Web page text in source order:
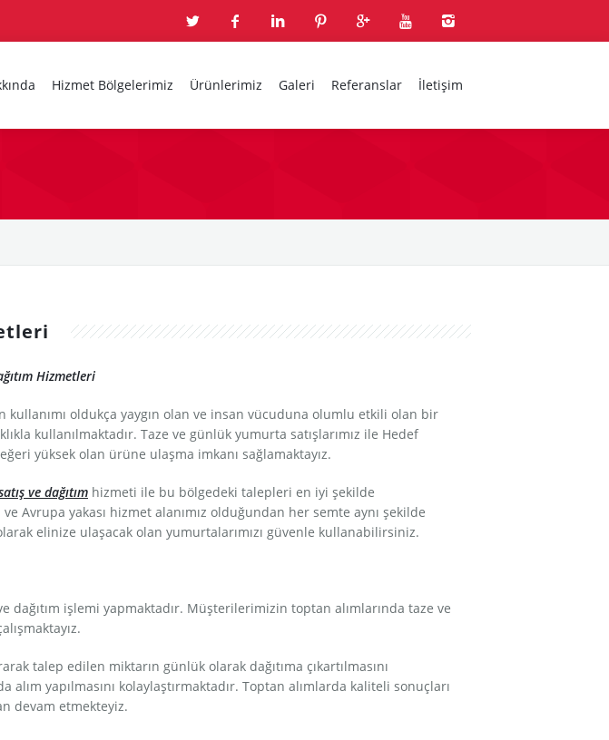
Hizmet Bölgelerimiz Ürünlerimiz Galeri Referanslar İletişim
Hizmetleri
kullanımı oldukça yaygın olan ve insan vücuduna olumlu etkili olan bir
kullanılmaktadır. Taze ve günlük yumurta satışlarımız ile Hedef
yüksek olan ürüne ulaşma imkanı sağlamaktayız.
ve dağıtım hizmeti ile bu bölgedeki talepleri en iyi şekilde
Avrupa yakası hizmet alanımız olduğundan her semte aynı şekilde
elinize ulaşacak olan yumurtalarımızı güvenle kullanabilirsiniz.
dağıtım işlemi yapmaktadır. Müşterilerimizin toptan alımlarında taze ve
talep edilen miktarın günlük olarak dağıtıma çıkartılmasını
yapılmasını kolaylaştırmaktadır. Toptan alımlarda kaliteli sonuçları
devam etmekteyiz.